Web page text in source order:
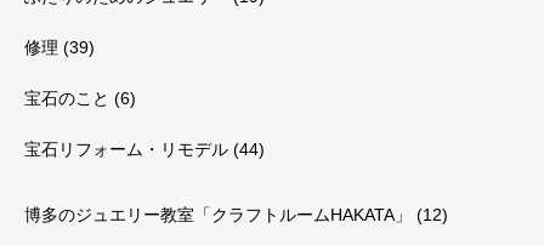
修理 (39)
宝石のこと (6)
宝石リフォーム・リモデル (44)
博多のジュエリー教室「クラフトルームHAKATA」 (12)